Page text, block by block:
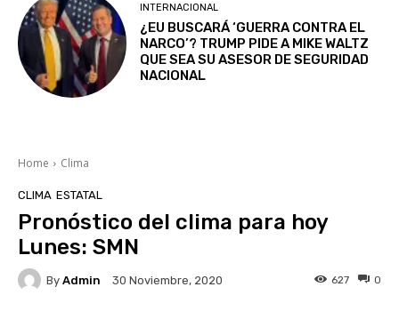
INTERNACIONAL
¿EU BUSCARÁ ‘GUERRA CONTRA EL
NARCO’? TRUMP PIDE A MIKE WALTZ
QUE SEA SU ASESOR DE SEGURIDAD
NACIONAL